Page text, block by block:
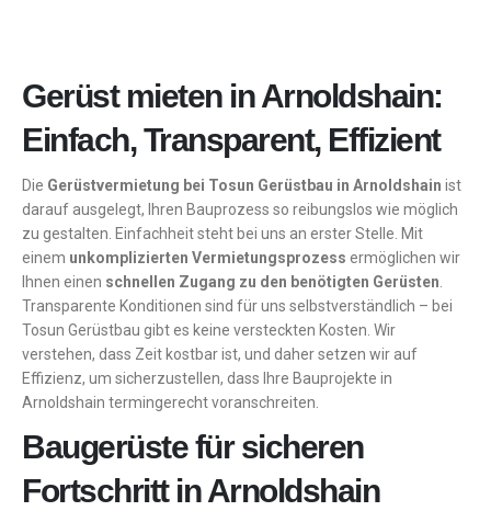
Gerüst mieten in Arnoldshain:
Einfach, Transparent, Effizient
Die Gerüstvermietung bei Tosun Gerüstbau in Arnoldshain ist
darauf ausgelegt, Ihren Bauprozess so reibungslos wie möglich
zu gestalten. Einfachheit steht bei uns an erster Stelle. Mit
einem unkomplizierten Vermietungsprozess ermöglichen wir
Ihnen einen schnellen Zugang zu den benötigten Gerüsten
Transparente Konditionen sind für uns selbstverständlich – bei
Tosun Gerüstbau gibt es keine versteckten Kosten. Wir
verstehen, dass Zeit kostbar ist, und daher setzen wir auf
Effizienz, um sicherzustellen, dass Ihre Bauprojekte in
Arnoldshain termingerecht voranschreiten.
Baugerüste für sicheren
Fortschritt in Arnoldshain